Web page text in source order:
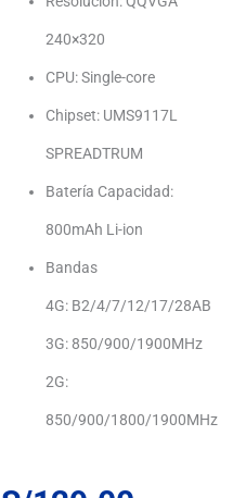
240×320
CPU: Single-core
Chipset: UMS9117L
SPREADTRUM
Batería Capacidad:
800mAh Li-ion
Bandas
4G: B2/4/7/12/17/28AB
3G: 850/900/1900MHz
2G:
850/900/1800/1900MHz